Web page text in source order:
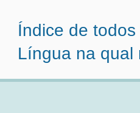
Índice de
Língua na qual